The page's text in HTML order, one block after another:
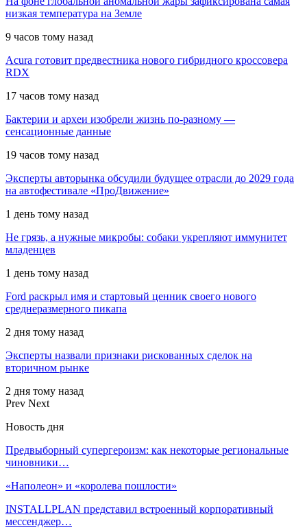
низкая температура на Земле
9 часов тому назад
Acura готовит предвестника нового гибридного кроссовера
RDX
17 часов тому назад
Бактерии и археи изобрели жизнь по-разному —
сенсационные данные
19 часов тому назад
Эксперты авторынка обсудили будущее отрасли до 2029 года
на автофестивале «ПроДвижение»
1 день тому назад
Не грязь, а нужные микробы: собаки укрепляют иммунитет
младенцев
1 день тому назад
Ford раскрыл имя и стартовый ценник своего нового
среднеразмерного пикапа
2 дня тому назад
Эксперты назвали признаки рискованных сделок на
вторичном рынке
2 дня тому назад
Prev Next
Новость дня
Предвыборный супергероизм: как некоторые региональные
чиновники…
«Наполеон» и «королева пошлости»
INSTALLPLAN представил встроенный корпоративный
мессенджер…